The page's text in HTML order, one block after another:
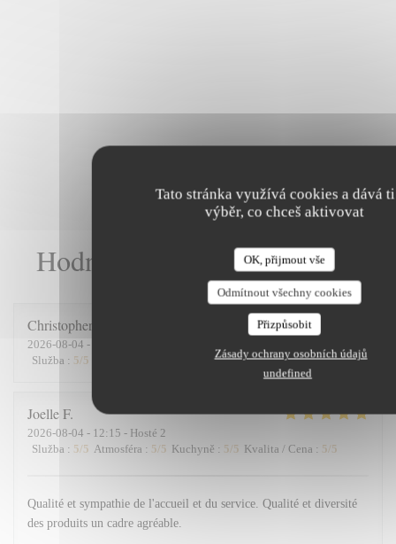
Tato stránka využívá cookies a dává
výběr, co chceš aktivovat
OK, přijmout vše
Odmítnout všechny cookies
Přizpůsobit
Zásady ochrany osobních údajů
undefined
Hodnocení našich zákazníků
Christopher
2026-08-04 - 12:30 - Hosté 4
Služba : 5/5 Kuchyně: 5/5 Kvalita / Cena: 5/5
JoelleF
2026-08-04 - 12:15 - Hosté 2
Služba : 5/5 Atmosféra : 5/5 Kuchyně : 5/5 Kvalita / Cena : 5/5
Qualité et sympathie de l'accueil et du service. Qualité et diversité
des produits un cadre agréable.